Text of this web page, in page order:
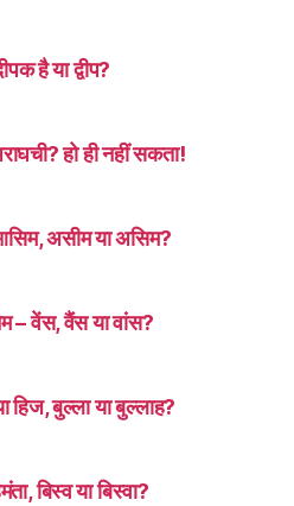
है या द्वीप?
हो ही नहीं सकता!
असीम या असिम?
– वेंस, वैंस या वांस?
हिज, बुल्ला या बुल्लाह?
बिस्व या बिस्वा?